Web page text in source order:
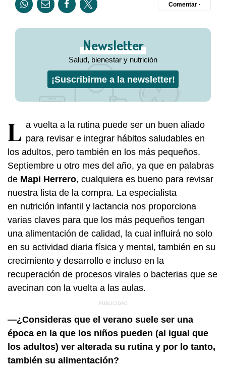
Comentar ·
Newsletter
Salud, bienestar y nutrición
¡Suscribirme a la newsletter!
L a vuelta a la rutina puede ser un buen aliado
para revisar e integrar hábitos saludables en
los adultos, pero también en los más pequeños.
Septiembre u otro mes del año, ya que en palabras
de Mapi Herrero, cualquiera es bueno para revisar
nuestra lista de la compra. La especialista
en nutrición infantil y lactancia nos proporciona
varias claves para que los más pequeños tengan
una alimentación de calidad, la cual influirá no solo
en su actividad diaria física y mental, también en su
crecimiento y desarrollo e incluso en la
recuperación de procesos virales o bacterias que se
avecinan con la vuelta a las aulas.
—¿Consideras que el verano suele ser una
época en la que los niños pueden (al igual que
los adultos) ver alterada su rutina y por lo tanto,
también su alimentación?